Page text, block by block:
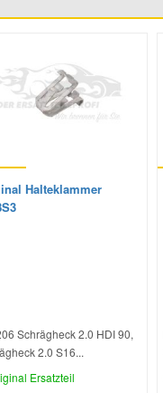
Halteklammer
Schrägheck 2.0 HDI 90,
2.0 S16...
Ersatzteil